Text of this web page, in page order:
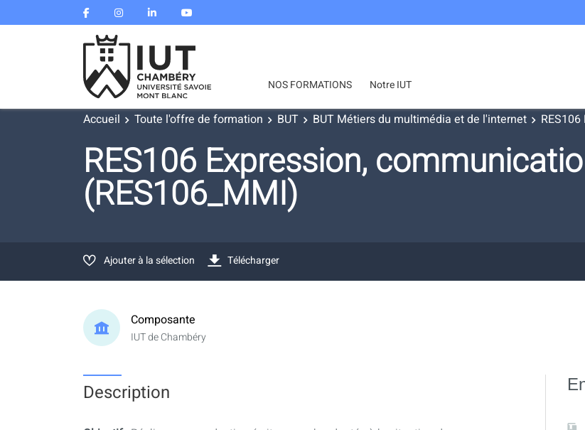
NOS FORMATIONS Notre IUT
Accueil Toute l'offre de formation BUT BUT Métiers du multimédia et de l'internet
RES106 Expression,
(RES106_MMI)
Ajouter à la sélection Télécharger
Composante
IUT de Chambéry
Description